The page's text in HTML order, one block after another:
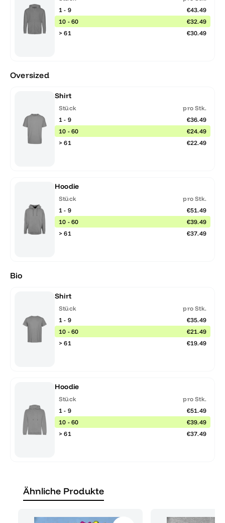
1 - 9
€43.49
10 - 60
€32.49
> 61
€30.49
Oversized
Shirt
Stück
pro Stk.
1 - 9
€36.49
10 - 60
€24.49
> 61
€22.49
Hoodie
Stück
pro Stk.
1 - 9
€51.49
10 - 60
€39.49
> 61
€37.49
Bio
Shirt
Stück
pro Stk.
1 - 9
€35.49
10 - 60
€21.49
> 61
€19.49
Hoodie
Stück
pro Stk.
1 - 9
€51.49
10 - 60
€39.49
> 61
€37.49
Ähnliche Produkte